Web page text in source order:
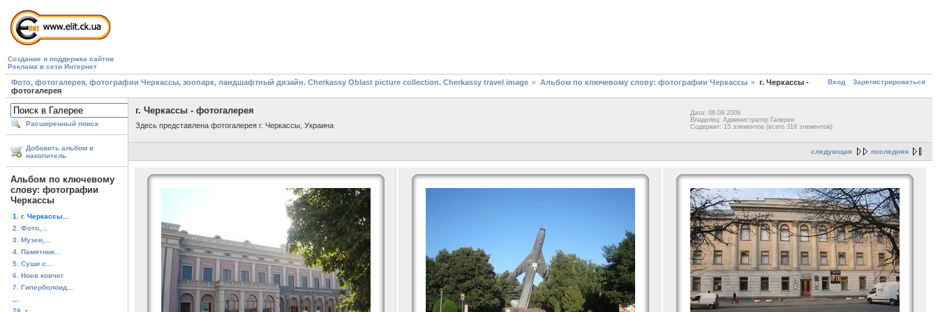
Создание и поддержка сайтов
Реклама в сети Интернет
Вход
Зарегистрироваться
Фото, фотогалерея, фотографии Черкассы, зоопарк, ландшафтный дизайн. Cherkassy Oblast picture collection. Cherkassy travel image Альбом по ключевому слову: фотографии Черкассы
г. Черкассы -
фотогалерея
Расширенный поиск
Добавить альбом в
накопитель
Альбом по ключевому
слову: фотографии
Черкассы
1. г. Черкассы...
2. Фото,...
3. Музеи,...
4. Памятник...
5. Суши с...
6. Ноев ковчег
7. Гиперболоид...
г. Черкассы - фотогалерея
Здесь представлена фотогалерея г. Черкассы, Украина
Дата: 06.09.2009
Владелец: Администратор Галереи
Содержит: 15 элементов (всего 318 элементов)
следующая последняя